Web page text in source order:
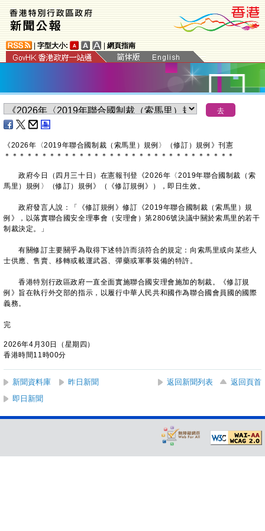
字型大小: 網頁指南
《2026年〈2019年聯合國制裁（索馬里）規例〉（修訂）規例》刊憲
＊ ＊ ＊ ＊ ＊ ＊ ＊ ＊ ＊ ＊ ＊ ＊ ＊ ＊ ＊ ＊ ＊ ＊ ＊ ＊ ＊ ＊ ＊ ＊ ＊ ＊ ＊ ＊ ＊ ＊ ＊
政府今日（四月三十日）在憲報刊登《2026年〈2019年聯合國制裁（索
馬里）規例〉（修訂）規例》（《修訂規例》），即日生效。
政府發言人說：「《修訂規例》修訂《2019年聯合國制裁（索馬里）規
例》，以落實聯合國安全理事會（安理會）第‍2806號決議中關於索馬里的若干
制裁決定。」
有關修訂主要關乎為取得下述特許而須符合的規定：向索馬里或向某些人
士供應、售賣、移轉或載運武器、彈藥或軍事裝備的特許。
香港特別行政區政府一直全面實施聯合國安理會施加的制裁。《修訂規
例》旨在執行外交部的指示，以履行中華人民共和國作為聯合國會員國的國際
義務。
完
2026年4月30日（星期四）
香港時間11時00分
新聞資料庫 昨日新聞 返回新聞列表
返回頁首
即日新聞